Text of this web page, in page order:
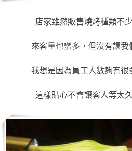
店家雖然販售燒烤種類不
來客量也蠻多，但沒有讓我
我想是因為員工人數夠有很
這樣貼心不會讓客人等太